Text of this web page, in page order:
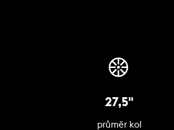
27,5"
průměr kol